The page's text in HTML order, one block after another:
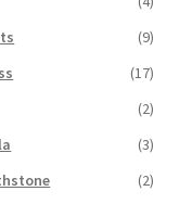
(9)
(17)
(2)
(3)
(2)